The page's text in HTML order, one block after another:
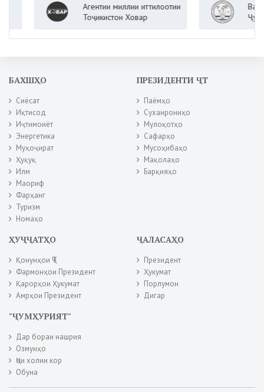
Агентии миллии иттилоотии
Тоҷикистон Ховар
БАХШҲО
Сиёсат
Иқтисод
Иҷтимоиёт
Энергетика
Муҳоҷират
Ҳуқуқ
Илм
Маориф
Фарҳанг
Туризм
Номаҳо
ПРЕЗИДЕНТИ ҶТ
Паёмҳо
Суханрониҳо
Мулоқотҳо
Сафарҳо
Мусоҳибаҳо
Мақолаҳо
Барқияҳо
ҲУҶҶАТҲО
Қонунҳои ҶТ
Фармонҳои Президент
Қарорҳои Ҳукумат
Амрҳои Президент
ҶАЛАСАҲО
Президент
Ҳукумат
Порлумон
Дигар
"ҶУМҲУРИЯТ"
Дар бораи нашрия
Озмунҳо
Ҷои холии кор
Обуна